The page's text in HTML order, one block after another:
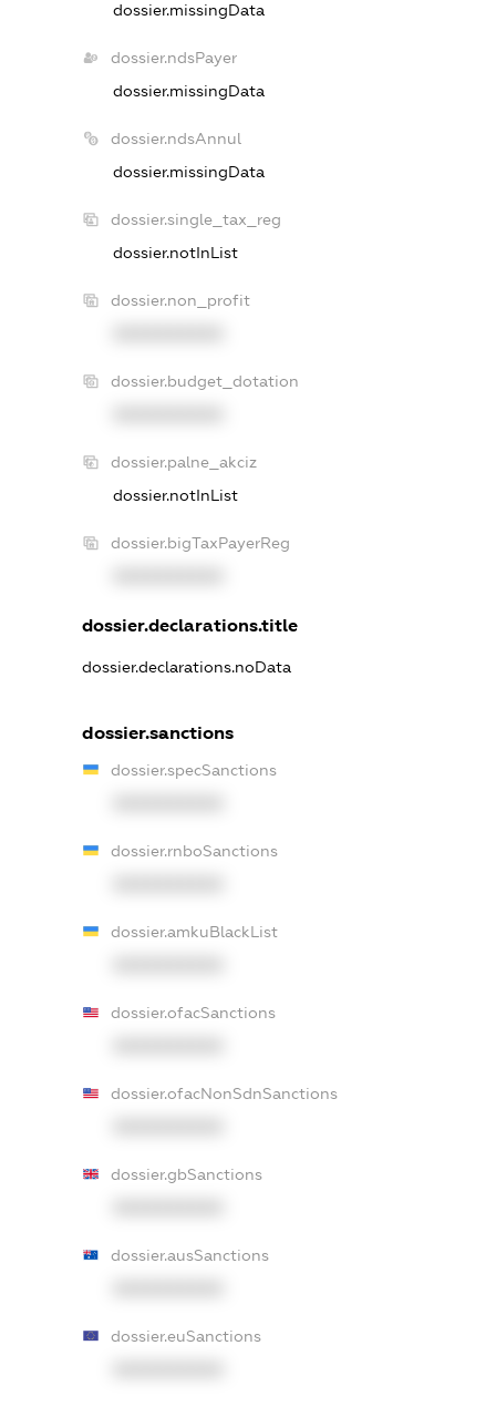
dossier.missingData
dossier.ndsPayer
dossier.missingData
dossier.ndsAnnul
dossier.missingData
dossier.single_tax_reg
dossier.notInList
dossier.non_profit
dossier.budget_dotation
dossier.palne_akciz
dossier.notInList
dossier.bigTaxPayerReg
dossier.declarations.title
dossier.declarations.noData
dossier.sanctions
dossier.specSanctions
dossier.rnboSanctions
dossier.amkuBlackList
dossier.ofacSanctions
dossier.ofacNonSdnSanctions
dossier.gbSanctions
dossier.ausSanctions
dossier.euSanctions